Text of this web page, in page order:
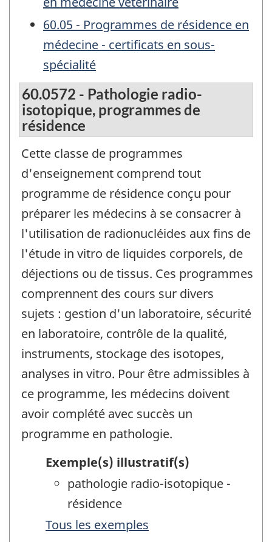
60.05 - Programmes de résidence en
médecine - certificats en sous-
spécialité
60.0572 - Pathologie radio-
isotopique, programmes de
résidence
Cette classe de programmes
d'enseignement comprend tout
programme de résidence conçu pour
préparer les médecins à se consacrer à
l'utilisation de radionucléides aux fins de
l'étude in vitro de liquides corporels, de
déjections ou de tissus. Ces programmes
comprennent des cours sur divers
sujets : gestion d'un laboratoire, sécurité
en laboratoire, contrôle de la qualité,
instruments, stockage des isotopes,
analyses in vitro. Pour être admissibles à
ce programme, les médecins doivent
avoir complété avec succès un
programme en pathologie.
Exemple(s) illustratif(s)
pathologie radio-isotopique -
résidence
Tous les exemples